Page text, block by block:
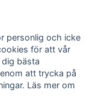
leveranser
köp
över 499:-
kundtjänst
personlig och icke
för att vår
bästa
att trycka på
Läs mer om